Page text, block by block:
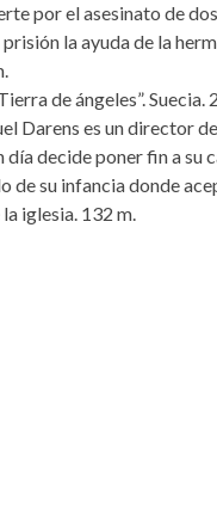
por el asesinato de
la ayuda de la
de ángeles”.
Darens es un director
día decide poner fin a su
de su infancia donde
iglesia. 132 m.